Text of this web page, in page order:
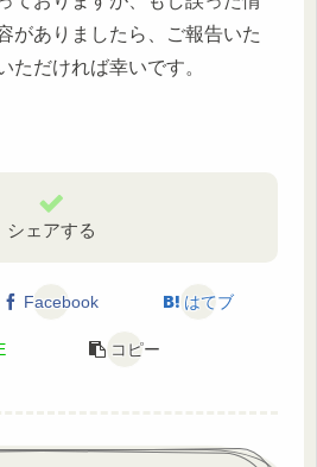
がありましたら、ご報告いた
ただければ幸いです。
シェアする
Facebook はてブ
コピー